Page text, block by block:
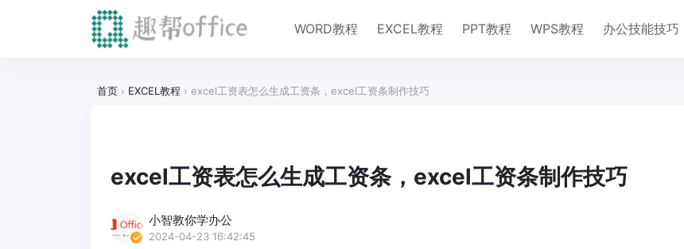
WORD教程 EXCEL教程 PPT教程 WPS教程 办公技能技巧
首页 › EXCEL教程 › excel工资表怎么生成工资条，excel工资条制作技巧
excel工资表怎么生成工资条，excel工资条制作技巧
小智教你学办公
2024-04-23 16:42:45